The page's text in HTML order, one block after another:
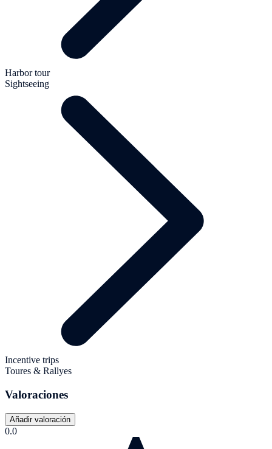
Harbor tour
Sightseeing
Incentive trips
Toures & Rallyes
Valoraciones
Añadir valoración
0.0